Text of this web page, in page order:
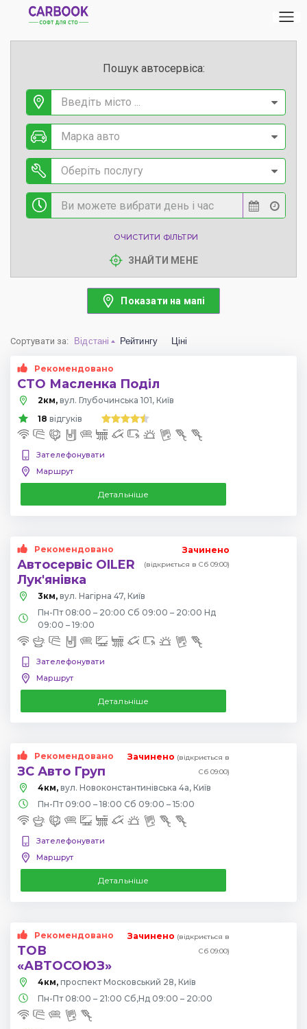
Пошук автосервіса:
Введіть місто ...
Марка авто
Оберіть послугу
ОЧИСТИТИ ФІЛЬТРИ
ЗНАЙТИ МЕНЕ
Показати на мапі
Сортувати за: Відстані Рейтингу Ціні
Рекомендовано
СТО Масленка Поділ
2км, вул. Глубочинська 101, Київ
18 відгуків
Зателефонувати
Маршрут
Детальніше
Рекомендовано
Автосервіс OILER
Лук'янівка
Зачинено
(відкриється в Сб 09:00)
3км, вул. Нагірна 47, Київ
Пн-Пт 08:00 – 20:00 Сб 09:00 – 20:00 Нд
09:00 – 19:00
Зателефонувати
Маршрут
Детальніше
Рекомендовано
ЗС Авто Груп
Зачинено (відкриється в
Сб 09:00)
4км, вул. Новоконстантинівська 4а, Київ
Пн-Пт 09:00 – 18:00 Сб 09:00 – 15:00
Зателефонувати
Маршрут
Детальніше
Рекомендовано
ТОВ
«АВТОСОЮЗ»
Зачинено (відкриється в
Сб 09:00)
4км, проспект Московський 28, Київ
Пн-Пт 08:00 – 21:00 Сб,Нд 09:00 – 20:00